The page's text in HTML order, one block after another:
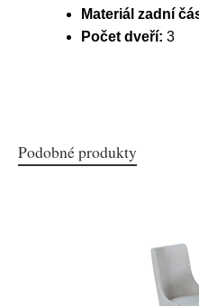
Materiál zadní
Počet dveří: 3
Podobné produkty